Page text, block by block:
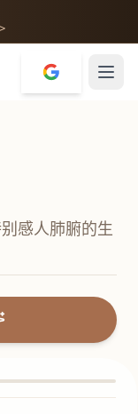
感人肺腑的生